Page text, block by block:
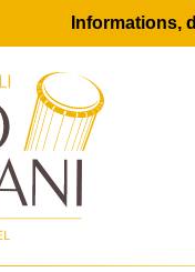
Informations,